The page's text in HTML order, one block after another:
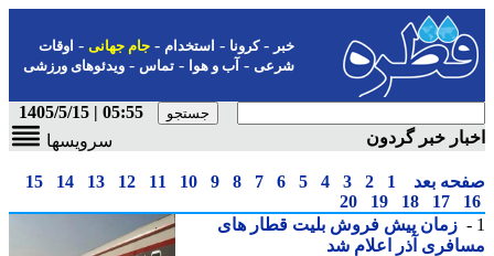
-کرونا-استخدام- جام جهانی-اوقات
شرعی-آب و هوا-تماس-ویدئوهای ورزشی
05:55 | 1405/5/15
خبر گردون
سرویسها
بعد 1
2
3
4
5
6
7
8
9
10
11
12
13
14
15
17
18
19
20
زمان پیش فروش بلیت قطار های
آذر اعلام شد